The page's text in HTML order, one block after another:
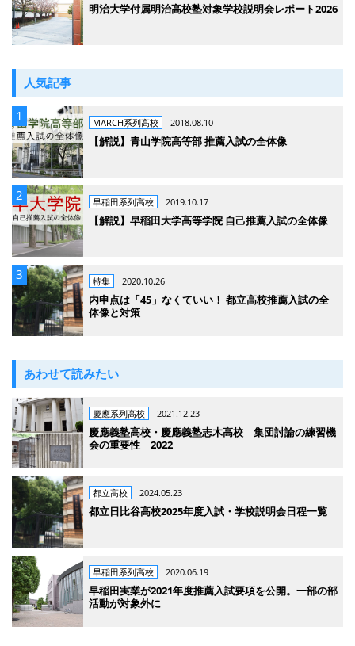
明治大学付属明治高校塾対象学校説明会レポート2026
人気記事
MARCH系列高校 2018.08.10
【解説】青山学院高等部 推薦入試の全体像
早稲田系列高校 2019.10.17
【解説】早稲田大学高等学院 自己推薦入試の全体像
特集 2020.10.26
内申点は「45」なくていい！ 都立高校推薦入試の全
体像と対策
あわせて読みたい
慶應系列高校 2021.12.23
慶應義塾高校・慶應義塾志木高校 集団討論の練習機
会の重要性 2022
都立高校 2024.05.23
都立日比谷高校2025年度入試・学校説明会日程一覧
早稲田系列高校 2020.06.19
早稲田実業が2021年度推薦入試要項を公開。一部の部
活動が対象外に